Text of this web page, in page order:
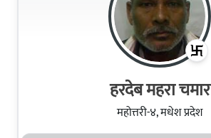
हरदेब महरा चमार
महोत्तरी-४, मधेश प्रदेश